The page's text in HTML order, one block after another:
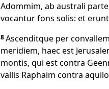
Adommim, ab australi
vocantur fons solis: et
8Ascenditque per
meridiem, haec est
montis, qui est contra
vallis Raphaim contra